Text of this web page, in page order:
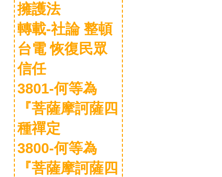
擁護法
轉載-社論 整頓
台電 恢復民眾
信任
3801-何等為
『菩薩摩訶薩四
種禪定
3800-何等為
『菩薩摩訶薩四